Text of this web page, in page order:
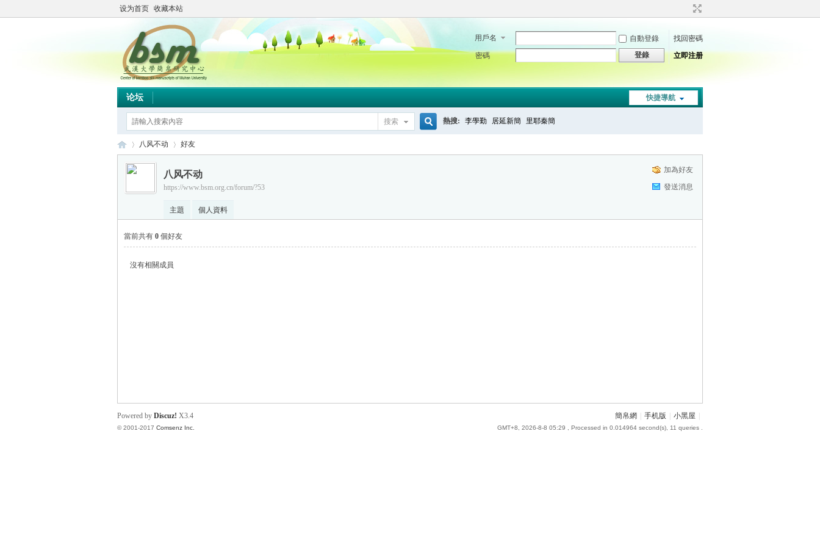
设为首页 收藏本站
用戶名 自動登錄
找回密碼
密碼
登錄 立即注册
快捷導航
论坛
搜索 熱搜: 李學勤 居延新簡 里耶秦簡
›
八风不动 好友
加為好友
發送消息
八风不动
https://www.bsm.org.cn/forum/?53
主題 個人資料
當前共有 0 個好友
沒有相關成員
簡帛網 手机版 小黑屋
GMT+8, 2026-8-8 05:29 , Processed in 0.014964 second(s), 11 queries .
Powered by Discuz! X3.4
© 2001-2017 Comsenz Inc.